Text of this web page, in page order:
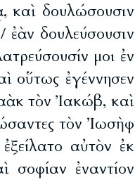
καὶ δουλώσουσιν
δουλεύσουσιν
μοι ἐν
οὕτως ἐγέννησεν
τὸν Ἰακώβ, καὶ
τὸν Ἰωσὴφ
αὐτὸν ἐκ
ἐναντίον